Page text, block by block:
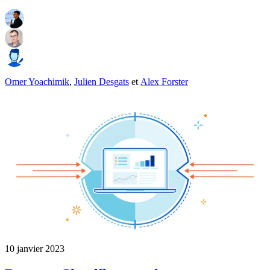
Omer Yoachimik, Julien Desgats et Alex Forster
10 janvier 2023